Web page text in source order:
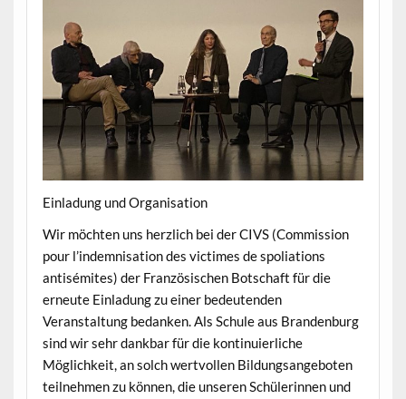
Einladung und Organisation
Wir möchten uns herzlich bei der CIVS (Commission
pour l’indemnisation des victimes de spoliations
antisémites) der Französischen Botschaft für die
erneute Einladung zu einer bedeutenden
Veranstaltung bedanken. Als Schule aus Brandenburg
sind wir sehr dankbar für die kontinuierliche
Möglichkeit, an solch wertvollen Bildungsangeboten
teilnehmen zu können, die unseren Schülerinnen und